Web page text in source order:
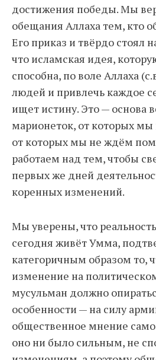
достижения победы. Мы
обещания Аллаха тем, кто
Его приказ и твёрдо стоял
что исламская идея,
способна, по воле Аллаха
людей и привлечь каждое
ищет истину. Это — основа
марионеток, от которых
от которых мы не ждём
работаем над тем, чтобы
первых же дней
коренных изменений.
Мы уверены, что
сегодня живёт Умма,
категоричным образом то,
изменение на
мусульман должно
особенности — на силу
общественное мнение
оно ни было сильным, не